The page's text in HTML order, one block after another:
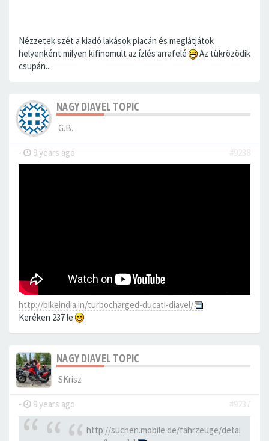
Nézzetek szét a kiadó lakások piacán és meglátjátok
helyenként milyen kifinomult az ízlés arrafelé
Az tükrözödik
csupán...
NAGY DIAVEL TOPIC
G.B.
- 9 years ago #9238
http://bikeindia.in/turbocharged-ducati-diavel/
Keréken 237 le
NAGY DIAVEL TOPIC
SKrisz
- 9 years ago #9237
http://suchen.mobile.de/fahrzeuge/detai